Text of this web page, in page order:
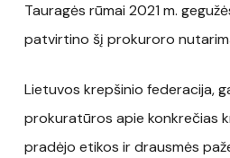
Tauragės rūmai 2021 m.
patvirtino šį prokuroro
Lietuvos krepšinio federacija,
prokuratūros apie konkrečias
pradėjo etikos ir drausmės